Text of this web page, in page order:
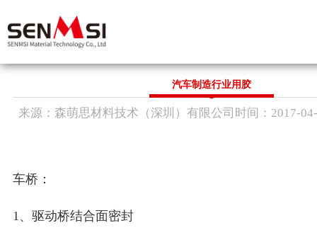
首 页
关于我们
汽车制造行业用胶
来源： 森萌思材料技术（深圳）有限公司 时间： 2017-
车桥：
1、驱动桥结合面密封